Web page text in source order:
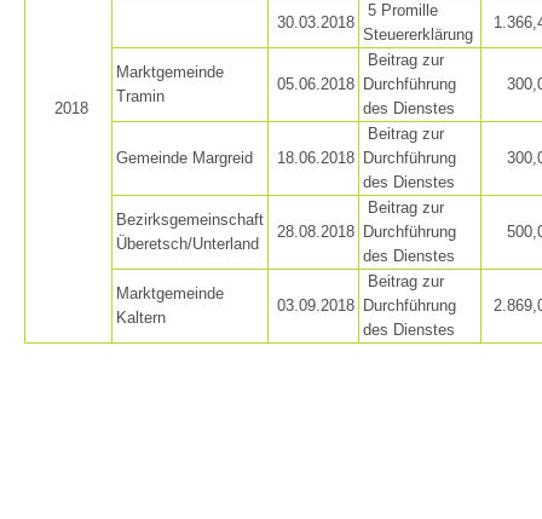
Opération de sauvetage
2018
30.03.2018
5 Promille
Steuererklärung
Marktgemeinde
Tramin
05.06.2018
Beitrag zur
Durchführung
des Dienstes
Gemeinde Margreid 18.06.2018
Beitrag zur
Durchführung
des Dienstes
Bezirksgemeinschaft
Überetsch/Unterland
28.08.2018
Beitrag zur
Durchführung
des Dienstes
Marktgemeinde
Kaltern
03.09.2018
Beitrag zur
Durchführung
des Dienstes